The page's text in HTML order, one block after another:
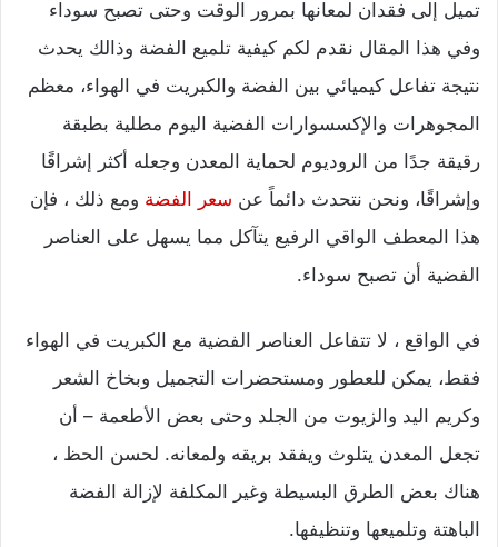
تميل إلى فقدان لمعانها بمرور الوقت وحتى تصبح سوداء
وفي هذا المقال نقدم لكم كيفية تلميع الفضة وذالك يحدث
نتيجة تفاعل كيميائي بين الفضة والكبريت في الهواء، معظم
المجوهرات والإكسسوارات الفضية اليوم مطلية بطبقة
رقيقة جدًا من الروديوم لحماية المعدن وجعله أكثر إشراقًا
وإشراقًا، ونحن نتحدث دائماً عن سعر الفضة ومع ذلك ، فإن
هذا المعطف الواقي الرفيع يتآكل مما يسهل على العناصر
الفضية أن تصبح سوداء.
في الواقع ، لا تتفاعل العناصر الفضية مع الكبريت في الهواء
فقط، يمكن للعطور ومستحضرات التجميل وبخاخ الشعر
وكريم اليد والزيوت من الجلد وحتى بعض الأطعمة – أن
تجعل المعدن يتلوث ويفقد بريقه ولمعانه. لحسن الحظ ،
هناك بعض الطرق البسيطة وغير المكلفة لإزالة الفضة
الباهتة وتلميعها وتنظيفها.